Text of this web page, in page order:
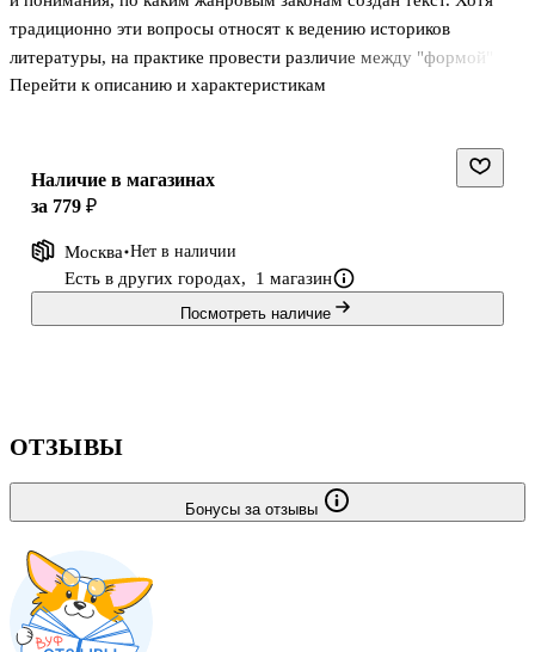
традиционно эти вопросы относят к ведению историков
литературы, на практике провести различие между "формой" и
"содержанием" невозможно, так как именно жанр задает
Алиева переосмысляет многие из привычных оппозиций, с
которыми мы подходим к античным источникам (поэзия и проза,
выбор формы изложения может быть связан с философией.
Отдельная лекция п
Перейти к описанию и характеристикам
Наличие в магазинах
за 779 ₽
Москва Нет в наличии
Есть в других городах, 1 магазин
Посмотреть наличие
ОТЗЫВЫ
Бонусы за отзывы